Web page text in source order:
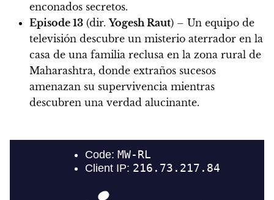
enconados secretos.
Episode 13 (dir.Yogesh Raut) – Un equipo de
televisión descubre un misterio aterrador en la
casa de una familia reclusa en la zona rural de
Maharashtra, donde extraños sucesos
amenazan su supervivencia mientras
descubren una verdad alucinante.